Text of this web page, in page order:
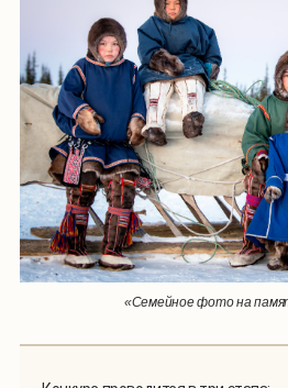
«Семейное фото на